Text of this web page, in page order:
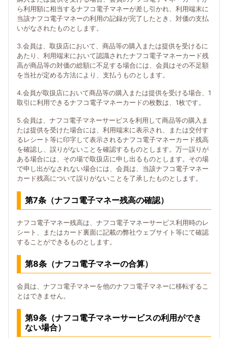
ら利用額に相当するナフコ電子マネーが差し引かれ、利用端末に
当該ナフコ電子マネーの利用の記録が完了したとき、対価の支払
いがなされたものとします。
3.会員は、取扱店において、商品等の購入または提供を受けるに
あたり、利用端末において認識されたナフコ電子マネーカード残
高が商品等の対価の総額に不足する場合には、会員はその不足額
を当社が定める方法により、支払うものとします。
4.会員が取扱店において商品等の購入または提供を受ける場合、1
取引に利用できるナフコ電子マネーカードの枚数は、1枚です。
5.会員は、ナフコ電子マネーサービスを利用して商品等の購入ま
たは提供を受けた場合には、利用端末に表示され、または交付す
るレシート等に印字して表示されるナフコ電子マネーカード残高
を確認し、誤りがないことを確認するものとします。万一誤りが
ある場合には、その場で取扱店に申し出るものとします。その場
で申し出がなされない場合には、会員は、当該ナフコ電子マネー
カード残高について誤りがないことを了承したものとします。
第7条（ナフコ電子マネー残高の確認）
ナフコ電子マネー残高は、ナフコ電子マネーサービス利用時のレ
シート、またはカード裏面に記載の弊社ウェブサイト等にて確認
することができるものとします。
第8条（ナフコ電子マネーの合算）
会員は、ナフコ電子マネーを他のナフコ電子マネーに移転するこ
とはできません。
第9条（ナフコ電子マネーサービスの利用ができ
ない場合）